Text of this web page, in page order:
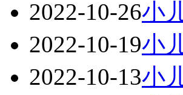
2022-10-26小
2022-10-19小
2022-10-13小